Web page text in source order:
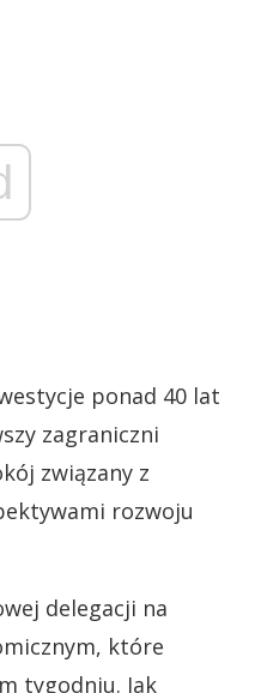
ponad 40 lat
zagraniczni
związany z
rozwoju
delegacji na
które
tygodniu. Jak